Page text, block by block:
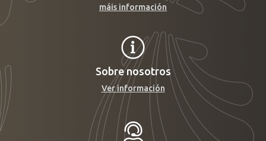
máis información
Sobre nosotros
Ver información